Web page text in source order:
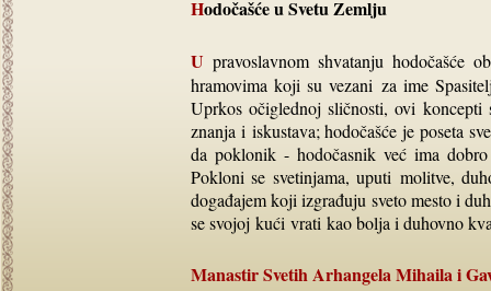
Hodočašće u Svetu Zemlju
U pravoslavnom shvatanju hodočašće obuhvata posetu svetim mestima, poštovanim manastirima i
hramovima koji su vezani za ime
Uprkos očiglednoj sličnosti, ovi
znanja i iskustava; hodočašće je poseta
da poklonik - hodočasnik već ima
Pokloni se svetinjama, uputi molitve,
događajem koji izgrađuju sveto mesto i
se svojoj kući vrati kao bolja i duhovno
Manastir Svetih Arhangela Mihaila i